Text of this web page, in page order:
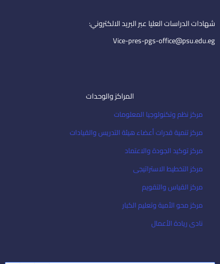
i
l
شهادات الدراسات العليا عبر البريد الالكتروني:
Vice-pres-pgs-office@psu.edu.eg
المراكز والوحدات
مركز نظم وتكنولوجيا المعلومات
مركز تنمية قدرات أعضاء هيئة التدريس والقيادات
مركز توكيد الجودة والاعتماد
مركز التخطيط الاستراتيجى
مركز القياس والتقويم
مركز محو الأمية وتعليم الكبار
نادى ريادة الأعمال